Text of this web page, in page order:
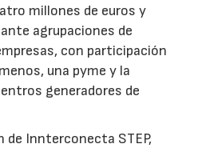
millones de euros y
agrupaciones de
con participación
una pyme y la
generadores de
de Innterconecta STEP,